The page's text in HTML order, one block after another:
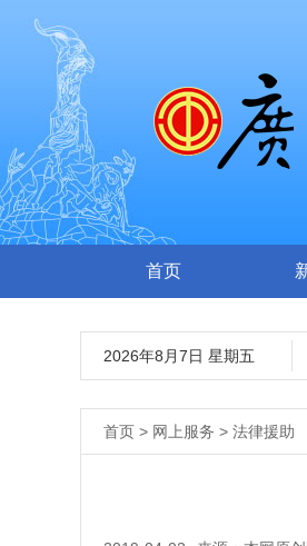
首页
2026年8月7日 星期五全国就业
首页 > 网上服务 > 法律援助